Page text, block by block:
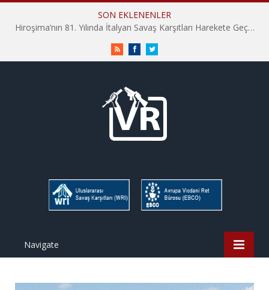
SON EKLENENLER
Hiroşima’nın 81. Yılında İtalyan Savaş Karşıtları Harekete Geçti: “Hatırlamak yeterli değil”
RSS FacebookTwitter
Navigate